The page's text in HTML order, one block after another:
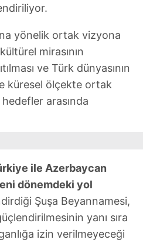
yönelik ortak vizyona
mirasının
ve Türk dünyasının
küresel ölçekte ortak
hedefler arasında
ile Azerbaycan
dönemdeki yol
Şuşa Beyannamesi,
yanı sıra
izin verilmeyeceği